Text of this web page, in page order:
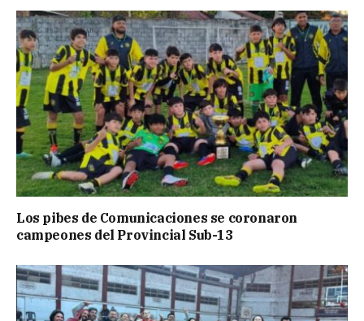
Los pibes de Comunicaciones se coronaron
campeones del Provincial Sub-13